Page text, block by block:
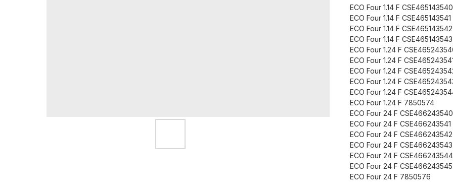
ECO Four 1.14 F CSE465143540
ECO Four 1.14 F CSE465143541
ECO Four 1.14 F CSE465143542
ECO Four 1.14 F CSE465143543
ECO Four 1.24 F
ECO Four 1.24 F
ECO Four 1.24 F
ECO Four 1.24 F
ECO Four 1.24 F
ECO Four 1.24 F 7850574
ECO Four 24 F CSE466243540
ECO Four 24 F CSE466243541
ECO Four 24 F CSE466243542
ECO Four 24 F CSE466243543
ECO Four 24 F CSE466243544
ECO Four 24 F CSE466243545
ECO Four 24 F 7850576